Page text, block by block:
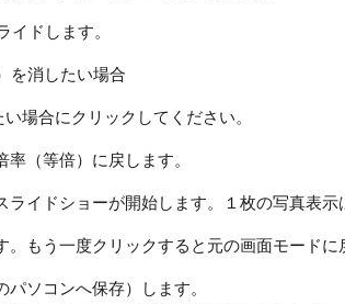
イドします。
を消したい場合
場合にクリックしてください。
（等倍）に戻します。
イドショーが開始します。１枚の写真表示
もう一度クリックすると元の画面モードに
ソコンへ保存）します。